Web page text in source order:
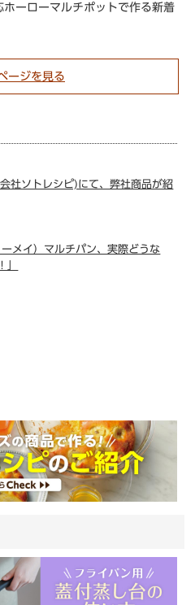
ーローマルチポットで作る新着
ージを見る
社ソトレシピ)にて、弊社商品が紹
メイ）マルチパン、実際どうな
」